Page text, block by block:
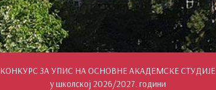
КОНКУРС ЗА УПИС НА ОСНОВНЕ АКАДЕМСКЕ СТУДИЈЕ
у школској 2026/2027. години